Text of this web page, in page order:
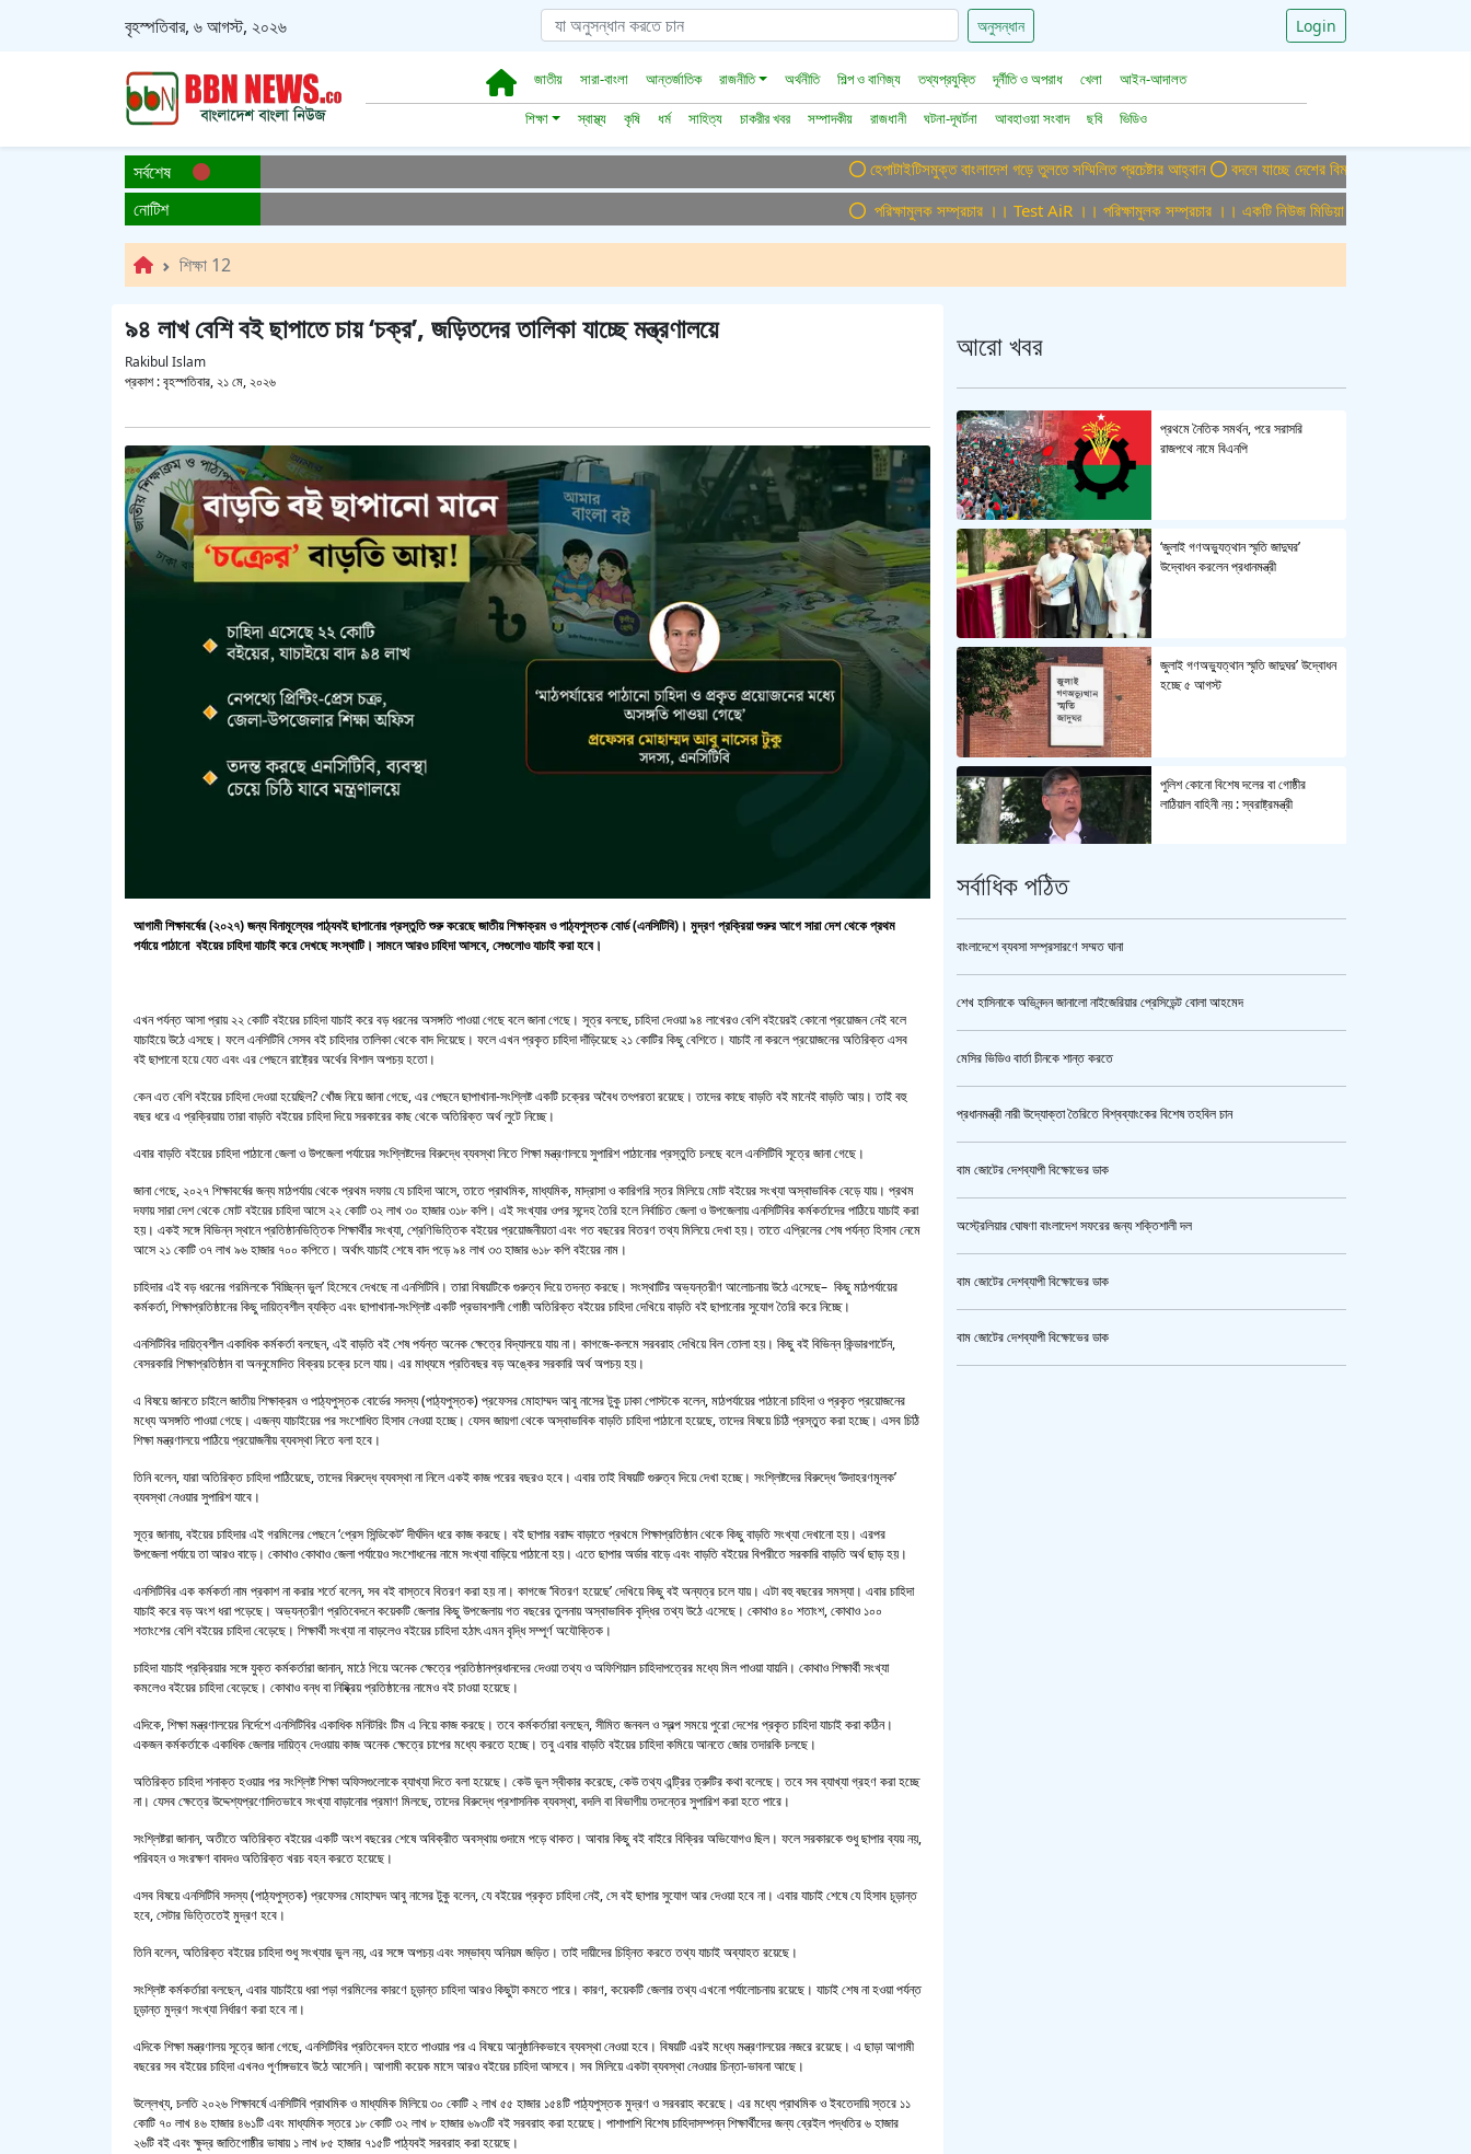
বৃহস্পতিবার, ৬ আগস্ট, ২০২৬ অনুসন্ধান Login
জাতীয় সারা-বাংলা আন্তর্জাতিক রাজনীতি অর্থনীতি শিল্প ও বাণিজ্য তথ্যপ্রযুক্তি দূর্নীতি ও অপরাধ খেলা
আইন-আদালত
শিক্ষা
স্বাস্থ্য কৃষি ধর্ম সাহিত্য চাকরীর খবর সম্পাদকীয় রাজধানী ঘটনা-দূঘর্টনা আবহাওয়া সংবাদ ছবি ভিডিও
সর্বশেষ হেপাটাইটিসমুক্ত বাংলাদেশ গড়ে তুলতে সম্মিলিত প্রচেষ্টার আহ্বান বদলে যাচ্ছে দেশের বিমান ও পর্যটন খাত, ডিসেম্বরে
নোটিশ পরিক্ষামুলক সম্প্রচার ।। Test AiR ।। পরিক্ষামুলক সম্প্রচার ।। একটি নিউজ মিডিয়া হাউজের জন্য অফিস এডমিন
শিক্ষা 12
৯৪ লাখ বেশি বই ছাপাতে চায় ‘চক্র’, জড়িতদের তালিকা যাচ্ছে মন্ত্রণালয়ে
Rakibul Islam
প্রকাশ :বৃহস্পতিবার, ২১ মে, ২০২৬
আগামী শিক্ষাবর্ষের (২০২৭) জন্য বিনামূল্যের পাঠ্যবই ছাপানোর প্রস্তুতি শুরু করেছে জাতীয় শিক্ষাক্রম ও পাঠ্যপুস্তক বোর্ড (এনসিটিবি)। মুদ্রণ প্রক্রিয়া শুরুর আগে সারা দেশ থেকে প্রথম
পর্যায়ে পাঠানো বইয়ের চাহিদা যাচাই করে দেখছে সংস্থাটি। সামনে আরও চাহিদা আসবে, সেগুলোও যাচাই করা হবে।
এখন পর্যন্ত আসা প্রায় ২২ কোটি বইয়ের চাহিদা যাচাই করে বড় ধরনের অসঙ্গতি পাওয়া গেছে বলে জানা গেছে। সূত্র বলছে, চাহিদা দেওয়া ৯৪ লাখেরও বেশি বইয়েরই কোনো প্রয়োজন নেই বলে
যাচাইয়ে উঠে এসছে। ফলে এনসিটিবি সেসব বই চাহিদার তালিকা থেকে বাদ দিয়েছে। ফলে এখন প্রকৃত চাহিদা দাঁড়িয়েছে ২১ কোটির কিছু বেশিতে। যাচাই না করলে প্রয়োজনের অতিরিক্ত এসব
বই ছাপানো হয়ে যেত এবং এর পেছনে রাষ্ট্রের অর্থের বিশাল অপচয় হতো।
কেন এত বেশি বইয়ের চাহিদা দেওয়া হয়েছিল? খোঁজ নিয়ে জানা গেছে, এর পেছনে ছাপাখানা-সংশ্লিষ্ট একটি চক্রের অবৈধ তৎপরতা রয়েছে। তাদের কাছে বাড়তি বই মানেই বাড়তি আয়। তাই বহু
বছর ধরে এ প্রক্রিয়ায় তারা বাড়তি বইয়ের চাহিদা দিয়ে সরকারের কাছ থেকে অতিরিক্ত অর্থ লুটে নিচ্ছে।
এবার বাড়তি বইয়ের চাহিদা পাঠানো জেলা ও উপজেলা পর্যায়ের সংশ্লিষ্টদের বিরুদ্ধে ব্যবস্থা নিতে শিক্ষা মন্ত্রণালয়ে সুপারিশ পাঠানোর প্রস্তুতি চলছে বলে এনসিটিবি সূত্রে জানা গেছে।
জানা গেছে, ২০২৭ শিক্ষাবর্ষের জন্য মাঠপর্যায় থেকে প্রথম দফায় যে চাহিদা আসে, তাতে প্রাথমিক, মাধ্যমিক, মাদ্রাসা ও কারিগরি স্তর মিলিয়ে মোট বইয়ের সংখ্যা অস্বাভাবিক বেড়ে যায়। প্রথম
দফায় সারা দেশ থেকে মোট বইয়ের চাহিদা আসে ২২ কোটি ৩২ লাখ ৩০ হাজার ৩১৮ কপি। এই সংখ্যার ওপর সন্দেহ তৈরি হলে নির্বাচিত জেলা ও উপজেলায় এনসিটিবির কর্মকর্তাদের পাঠিয়ে যাচাই করা
হয়। একই সঙ্গে বিভিন্ন স্থানে প্রতিষ্ঠানভিত্তিক শিক্ষার্থীর সংখ্যা, শ্রেণিভিত্তিক বইয়ের প্রয়োজনীয়তা এবং গত বছরের বিতরণ তথ্য মিলিয়ে দেখা হয়। তাতে এপ্রিলের শেষ পর্যন্ত হিসাব নেমে
আসে ২১ কোটি ৩৭ লাখ ৯৬ হাজার ৭০০ কপিতে। অর্থাৎ যাচাই শেষে বাদ পড়ে ৯৪ লাখ ৩৩ হাজার ৬১৮ কপি বইয়ের নাম।
চাহিদার এই বড় ধরনের গরমিলকে ‘বিচ্ছিন্ন ভুল’ হিসেবে দেখছে না এনসিটিবি। তারা বিষয়টিকে গুরুত্ব দিয়ে তদন্ত করছে। সংস্থাটির অভ্যন্তরীণ আলোচনায় উঠে এসেছে– কিছু মাঠপর্যায়ের
কর্মকর্তা, শিক্ষাপ্রতিষ্ঠানের কিছু দায়িত্বশীল ব্যক্তি এবং ছাপাখানা-সংশ্লিষ্ট একটি প্রভাবশালী গোষ্ঠী অতিরিক্ত বইয়ের চাহিদা দেখিয়ে বাড়তি বই ছাপানোর সুযোগ তৈরি করে নিচ্ছে।
এনসিটিবির দায়িত্বশীল একাধিক কর্মকর্তা বলছেন, এই বাড়তি বই শেষ পর্যন্ত অনেক ক্ষেত্রে বিদ্যালয়ে যায় না। কাগজে-কলমে সরবরাহ দেখিয়ে বিল তোলা হয়। কিছু বই বিভিন্ন কিন্ডারগার্টেন,
বেসরকারি শিক্ষাপ্রতিষ্ঠান বা অননুমোদিত বিক্রয় চক্রে চলে যায়। এর মাধ্যমে প্রতিবছর বড় অঙ্কের সরকারি অর্থ অপচয় হয়।
এ বিষয়ে জানতে চাইলে জাতীয় শিক্ষাক্রম ও পাঠ্যপুস্তক বোর্ডের সদস্য (পাঠ্যপুস্তক) প্রফেসর মোহাম্মদ আবু নাসের টুকু ঢাকা পোস্টকে বলেন, মাঠপর্যায়ের পাঠানো চাহিদা ও প্রকৃত প্রয়োজনের
মধ্যে অসঙ্গতি পাওয়া গেছে। এজন্য যাচাইয়ের পর সংশোধিত হিসাব নেওয়া হচ্ছে। যেসব জায়গা থেকে অস্বাভাবিক বাড়তি চাহিদা পাঠানো হয়েছে, তাদের বিষয়ে চিঠি প্রস্তুত করা হচ্ছে। এসব চিঠি
শিক্ষা মন্ত্রণালয়ে পাঠিয়ে প্রয়োজনীয় ব্যবস্থা নিতে বলা হবে।
তিনি বলেন, যারা অতিরিক্ত চাহিদা পাঠিয়েছে, তাদের বিরুদ্ধে ব্যবস্থা না নিলে একই কাজ পরের বছরও হবে। এবার তাই বিষয়টি গুরুত্ব দিয়ে দেখা হচ্ছে। সংশ্লিষ্টদের বিরুদ্ধে ‘উদাহরণমূলক’
ব্যবস্থা নেওয়ার সুপারিশ যাবে।
সূত্র জানায়, বইয়ের চাহিদার এই গরমিলের পেছনে ‘প্রেস সিন্ডিকেট’ দীর্ঘদিন ধরে কাজ করছে। বই ছাপার বরাদ্দ বাড়াতে প্রথমে শিক্ষাপ্রতিষ্ঠান থেকে কিছু বাড়তি সংখ্যা দেখানো হয়। এরপর
উপজেলা পর্যায়ে তা আরও বাড়ে। কোথাও কোথাও জেলা পর্যায়েও সংশোধনের নামে সংখ্যা বাড়িয়ে পাঠানো হয়। এতে ছাপার অর্ডার বাড়ে এবং বাড়তি বইয়ের বিপরীতে সরকারি বাড়তি অর্থ ছাড় হয়।
এনসিটিবির এক কর্মকর্তা নাম প্রকাশ না করার শর্তে বলেন, সব বই বাস্তবে বিতরণ করা হয় না। কাগজে ‘বিতরণ হয়েছে’ দেখিয়ে কিছু বই অন্যত্র চলে যায়। এটা বহু বছরের সমস্যা। এবার চাহিদা
যাচাই করে বড় অংশ ধরা পড়েছে। অভ্যন্তরীণ প্রতিবেদনে কয়েকটি জেলার কিছু উপজেলায় গত বছরের তুলনায় অস্বাভাবিক বৃদ্ধির তথ্য উঠে এসেছে। কোথাও ৪০ শতাংশ, কোথাও ১০০
শতাংশের বেশি বইয়ের চাহিদা বেড়েছে। শিক্ষার্থী সংখ্যা না বাড়লেও বইয়ের চাহিদা হঠাৎ এমন বৃদ্ধি সম্পূর্ণ অযৌক্তিক।
চাহিদা যাচাই প্রক্রিয়ার সঙ্গে যুক্ত কর্মকর্তারা জানান, মাঠে গিয়ে অনেক ক্ষেত্রে প্রতিষ্ঠানপ্রধানদের দেওয়া তথ্য ও অফিশিয়াল চাহিদাপত্রের মধ্যে মিল পাওয়া যায়নি। কোথাও শিক্ষার্থী সংখ্যা
কমলেও বইয়ের চাহিদা বেড়েছে। কোথাও বন্ধ বা নিষ্ক্রিয় প্রতিষ্ঠানের নামেও বই চাওয়া হয়েছে।
এদিকে, শিক্ষা মন্ত্রণালয়ের নির্দেশে এনসিটিবির একাধিক মনিটরিং টিম এ নিয়ে কাজ করছে। তবে কর্মকর্তারা বলছেন, সীমিত জনবল ও স্বল্প সময়ে পুরো দেশের প্রকৃত চাহিদা যাচাই করা কঠিন।
একজন কর্মকর্তাকে একাধিক জেলার দায়িত্ব দেওয়ায় কাজ অনেক ক্ষেত্রে চাপের মধ্যে করতে হচ্ছে। তবু এবার বাড়তি বইয়ের চাহিদা কমিয়ে আনতে জোর তদারকি চলছে।
অতিরিক্ত চাহিদা শনাক্ত হওয়ার পর সংশ্লিষ্ট শিক্ষা অফিসগুলোকে ব্যাখ্যা দিতে বলা হয়েছে। কেউ ভুল স্বীকার করেছে, কেউ তথ্য এন্ট্রির ত্রুটির কথা বলেছে। তবে সব ব্যাখ্যা গ্রহণ করা হচ্ছে
না। যেসব ক্ষেত্রে উদ্দেশ্যপ্রণোদিতভাবে সংখ্যা বাড়ানোর প্রমাণ মিলছে, তাদের বিরুদ্ধে প্রশাসনিক ব্যবস্থা, বদলি বা বিভাগীয় তদন্তের সুপারিশ করা হতে পারে।
সংশ্লিষ্টরা জানান, অতীতে অতিরিক্ত বইয়ের একটি অংশ বছরের শেষে অবিক্রীত অবস্থায় গুদামে পড়ে থাকত। আবার কিছু বই বাইরে বিক্রির অভিযোগও ছিল। ফলে সরকারকে শুধু ছাপার ব্যয় নয়,
পরিবহন ও সংরক্ষণ বাবদও অতিরিক্ত খরচ বহন করতে হয়েছে।
এসব বিষয়ে এনসিটিবি সদস্য (পাঠ্যপুস্তক) প্রফেসর মোহাম্মদ আবু নাসের টুকু বলেন, যে বইয়ের প্রকৃত চাহিদা নেই, সে বই ছাপার সুযোগ আর দেওয়া হবে না। এবার যাচাই শেষে যে হিসাব চূড়ান্ত
হবে, সেটার ভিত্তিতেই মুদ্রণ হবে।
তিনি বলেন, অতিরিক্ত বইয়ের চাহিদা শুধু সংখ্যার ভুল নয়, এর সঙ্গে অপচয় এবং সম্ভাব্য অনিয়ম জড়িত। তাই দায়ীদের চিহ্নিত করতে তথ্য যাচাই অব্যাহত রয়েছে।
সংশ্লিষ্ট কর্মকর্তারা বলছেন, এবার যাচাইয়ে ধরা পড়া গরমিলের কারণে চূড়ান্ত চাহিদা আরও কিছুটা কমতে পারে। কারণ, কয়েকটি জেলার তথ্য এখনো পর্যালোচনায় রয়েছে। যাচাই শেষ না হওয়া পর্যন্ত
চূড়ান্ত মুদ্রণ সংখ্যা নির্ধারণ করা হবে না।
এদিকে শিক্ষা মন্ত্রণালয় সূত্রে জানা গেছে, এনসিটিবির প্রতিবেদন হাতে পাওয়ার পর এ বিষয়ে আনুষ্ঠানিকভাবে ব্যবস্থা নেওয়া হবে। বিষয়টি এরই মধ্যে মন্ত্রণালয়ের নজরে রয়েছে। এ ছাড়া আগামী
বছরের সব বইয়ের চাহিদা এখনও পূর্ণাঙ্গভাবে উঠে আসেনি। আগামী কয়েক মাসে আরও বইয়ের চাহিদা আসবে। সব মিলিয়ে একটা ব্যবস্থা নেওয়ার চিন্তা-ভাবনা আছে।
উল্লেখ্য, চলতি ২০২৬ শিক্ষাবর্ষে এনসিটিবি প্রাথমিক ও মাধ্যমিক মিলিয়ে ৩০ কোটি ২ লাখ ৫৫ হাজার ১৫৪টি পাঠ্যপুস্তক মুদ্রণ ও সরবরাহ করেছে। এর মধ্যে প্রাথমিক ও ইবতেদায়ি স্তরে ১১
কোটি ৭০ লাখ ৪৬ হাজার ৪৬১টি এবং মাধ্যমিক স্তরে ১৮ কোটি ৩২ লাখ ৮ হাজার ৬৯৩টি বই সরবরাহ করা হয়েছে। পাশাপাশি বিশেষ চাহিদাসম্পন্ন শিক্ষার্থীদের জন্য ব্রেইল পদ্ধতির ৬ হাজার
২৬টি বই এবং ক্ষুদ্র জাতিগোষ্ঠীর ভাষায় ১ লাখ ৮৫ হাজার ৭১৫টি পাঠ্যবই সরবরাহ করা হয়েছে।
আরো খবর
প্রথমে নৈতিক সমর্থন, পরে সরাসরি
রাজপথে নামে বিএনপি
‘জুলাই গণঅভ্যুত্থান স্মৃতি জাদুঘর’
উদ্বোধন করলেন প্রধানমন্ত্রী
জুলাই গণঅভ্যুত্থান স্মৃতি জাদুঘর’ উদ্বোধন
হচ্ছে ৫ আগস্ট
পুলিশ কোনো বিশেষ দলের বা গোষ্ঠীর
লাঠিয়াল বাহিনী নয় : স্বরাষ্ট্রমন্ত্রী
কী কারণে ইরানে অভিযান স্থগিত
হেপাটাইটিসমুক্ত বাংলাদেশ গড়ে তুলতে
সর্বাধিক পঠিত
বাংলাদেশে ব্যবসা সম্প্রসারণে সম্মত ঘানা
শেখ হাসিনাকে অভিনন্দন জানালো নাইজেরিয়ার প্রেসিডেন্ট বোলা আহমেদ
মেসির ভিডিও বার্তা চীনকে শান্ত করতে
প্রধানমন্ত্রী নারী উদ্যোক্তা তৈরিতে বিশ্বব্যাংকের বিশেষ তহবিল চান
বাম জোটের দেশব্যাপী বিক্ষোভের ডাক
অস্ট্রেলিয়ার ঘোষণা বাংলাদেশ সফরের জন্য শক্তিশালী দল
বাম জোটের দেশব্যাপী বিক্ষোভের ডাক
বাম জোটের দেশব্যাপী বিক্ষোভের ডাক